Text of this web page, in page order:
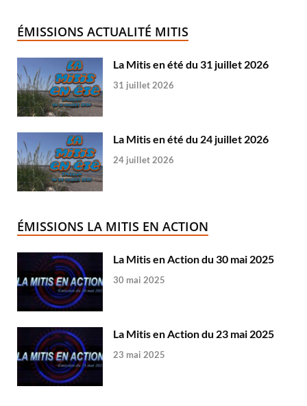
ÉMISSIONS ACTUALITÉ MITIS
La Mitis en été du 31 juillet 2026
31 juillet 2026
La Mitis en été du 24 juillet 2026
24 juillet 2026
ÉMISSIONS LA MITIS EN ACTION
La Mitis en Action du 30 mai 2025
30 mai 2025
La Mitis en Action du 23 mai 2025
23 mai 2025